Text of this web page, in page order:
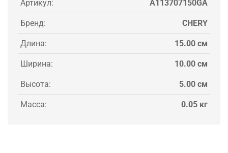
Артикул: A113707150GA
Бренд: CHERY
Длина: 15.00 см
Ширина: 10.00 см
Высота: 5.00 см
Масса: 0.05 кг